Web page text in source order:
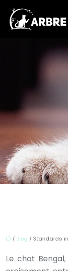
/ Blog / Standards
Le chat